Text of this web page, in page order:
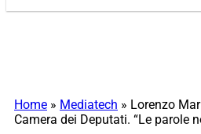
Home » Mediatech » Lorenzo
Camera dei Deputati. “Le parole